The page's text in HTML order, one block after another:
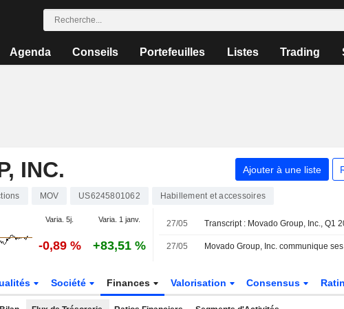
Agenda Conseils Portefeuilles Listes Trading
INC. Ajouter à une liste
MOV US6245801062 Habillement et accessoires
Varia. 5j. Varia. 1 janv.
-0,89 % +83,51 %
27/05
27/05
Société Finances Valorisation Consensus